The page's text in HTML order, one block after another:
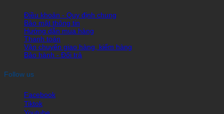
Điều khoản - Quy định chung
Bảo mật thông tin
Hướng dẫn mua hàng
Thanh toán
Vận chuyển giao hàng, kiểm hàng
Bảo hành - Đổi trả
Follow us
Facebook
Tiktok
Youtube